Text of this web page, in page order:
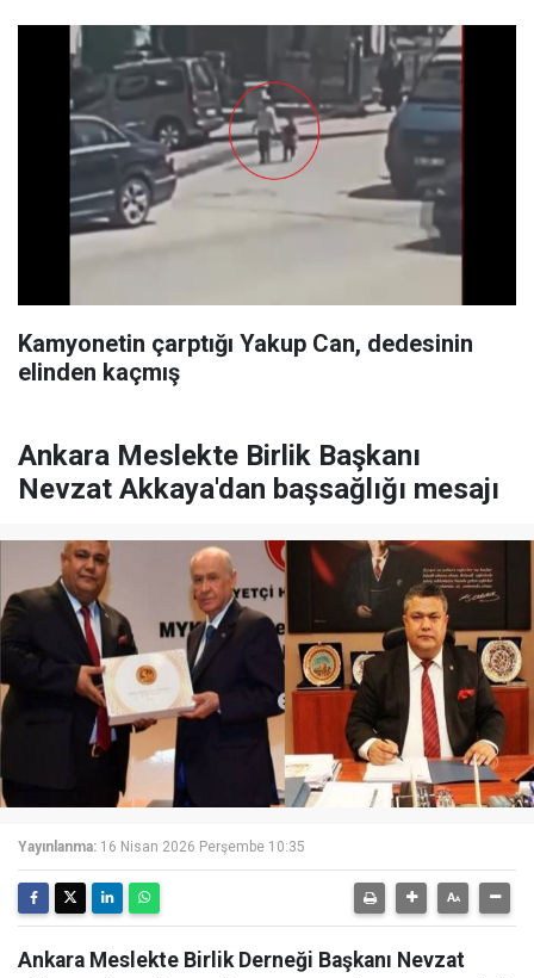
Kamyonetin çarptığı Yakup Can, dedesinin
elinden kaçmış
Ankara Meslekte Birlik Başkanı
Nevzat Akkaya'dan başsağlığı mesajı
Yayınlanma: 16 Nisan 2026 Perşembe 10:35
Ankara Meslekte Birlik Derneği Başkanı Nevzat